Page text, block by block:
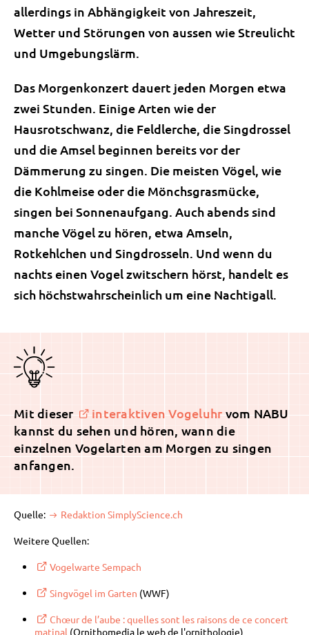
allerdings in Abhängigkeit von Jahreszeit,
Wetter und Störungen von aussen wie Streulicht
und Umgebungslärm.
Das Morgenkonzert dauert jeden Morgen etwa
zwei Stunden. Einige Arten wie der
Hausrotschwanz, die Feldlerche, die Singdrossel
und die Amsel beginnen bereits vor der
Dämmerung zu singen. Die meisten Vögel, wie
die Kohlmeise oder die Mönchsgrasmücke,
singen bei Sonnenaufgang. Auch abends sind
manche Vögel zu hören, etwa Amseln,
Rotkehlchen und Singdrosseln. Und wenn du
nachts einen Vogel zwitschern hörst, handelt es
sich höchstwahrscheinlich um eine Nachtigall.
Mit dieser interaktiven Vogeluhrvom NABU
kannst du sehen und hören, wann die
einzelnen Vogelarten am Morgen zu singen
anfangen.
Quelle: Redaktion SimplyScience.ch
Weitere Quellen:
Vogelwarte Sempach
Singvögel im Garten (WWF)
Chœur de l’aube : quelles sont les raisons de ce concert
matinal (Ornithomedia le web de l'ornithologie)